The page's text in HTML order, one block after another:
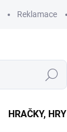
Reklamace
Hledat
HRAČKY, HRY